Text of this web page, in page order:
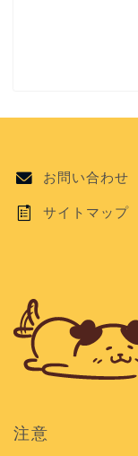
お問い合わせ
サイトマップ
注意